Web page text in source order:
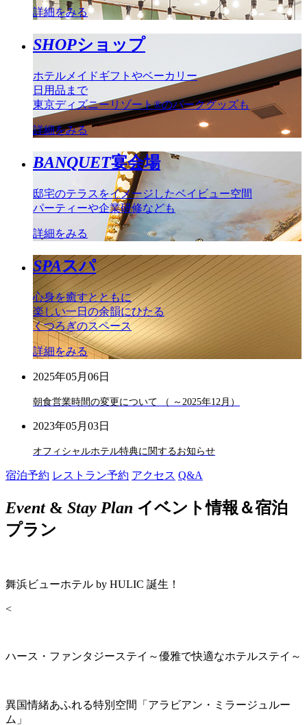
詳細をみる
SHOPショップ
ホテルメイドギフトやベーカリー
日用品まで
東京ディズニーリゾート®のパークグッズも
詳細をみる
BANQUET宴会場
邸宅のテラスをイメージしたベイビュー空間
パーティーや企業研修なども
詳細をみる
SPAスパ
心身を癒すとともに
楽しい一日の余韻にひたる
くつろぎのスペース
詳細をみる
2025年05月06日
朝食営業時間の変更について （ ～2025年12月）
2023年05月03日
オフィシャルホテル特典に関するお知らせ
宿泊予約 レストラン予約 アクセス Q&A
Event& Stay Plan イベント情報＆宿泊
プラン
舞浜ビューホテル by HULIC 誕生！
<
ハース・ファンタジーステイ～優雅で快適なホテルステイ～
異国情緒あふれる特別空間「アラビアン・ミラージュルー
ム」